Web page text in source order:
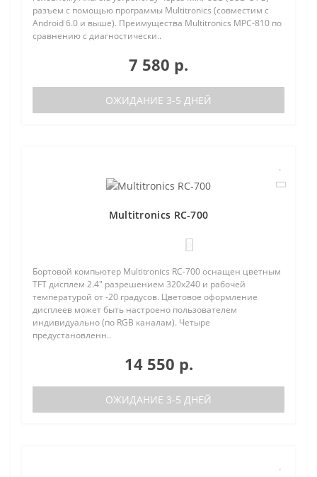
разъем с помощью программы Multitronics (совместим с
Android 6.0 и выше). Преимущества Multitronics MPC-810 по
сравнению с диагностически..
7 580 р.
ОЖИДАНИЕ 3-5 ДНЕЙ
Multitronics RC-700
Бортовой компьютер Multitronics RC-700 оснащен цветным
TFT дисплем 2.4" разрешением 320х240 и рабочей
температурой от -20 градусов. Цветовое оформление
дисплеев может быть настроено пользователем
индивидуально (по RGB каналам). Четыре
предустановленн..
14 550 р.
ОЖИДАНИЕ 3-5 ДНЕЙ